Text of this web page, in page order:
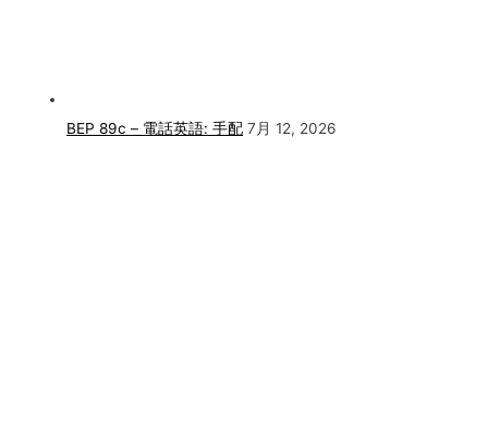
BEP 89c – 電話英語: 手配 7月 12, 2026